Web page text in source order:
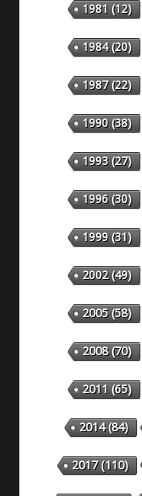
1981 (12)
1984(20)
1987(22)
1990(38)
1993(27)
1996(30)
1999(31)
2002(49)
2005(58)
2008(70)
2011 (65)
2014(84)
2017(110)